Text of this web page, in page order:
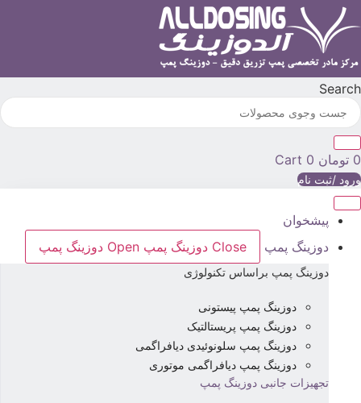
Search
0 تومان 0
Cart
ورود /ثبت نام
پیشخوان
دوزینگ پمپ
Close دوزینگ پمپ Open دوزینگ پمپ
دوزینگ پمپ براساس تکنولوژی
دوزینگ پمپ پیستونی
دوزینگ پمپ پریستالتیک
دوزینگ پمپ سلونوئیدی دیافراگمی
دوزینگ پمپ دیافراگمی موتوری
تجهیزات جانبی دوزینگ پمپ